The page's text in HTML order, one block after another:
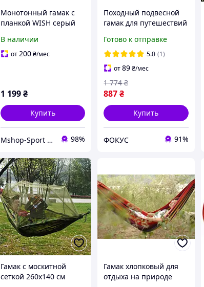
Монотонный гамак с
планкой WISH серый
комфортный гамак для
отдыха на природе.
В наличии
от200₴/мес
1 199₴
Купить
Mshop-Sport — Всё для Силы, Формы и Результата 98%
Походный подвесной
гамак для путешествий
мексиканский гамак
для отдыха на природе
Готово к отправке
5.0 (1)
от89₴/мес
887₴
1 774 ₴
Купить
ФОКУС 91%
Гамак с москитной
сеткой 260х140 см
Гамак хлопковый для
отдыха на природе